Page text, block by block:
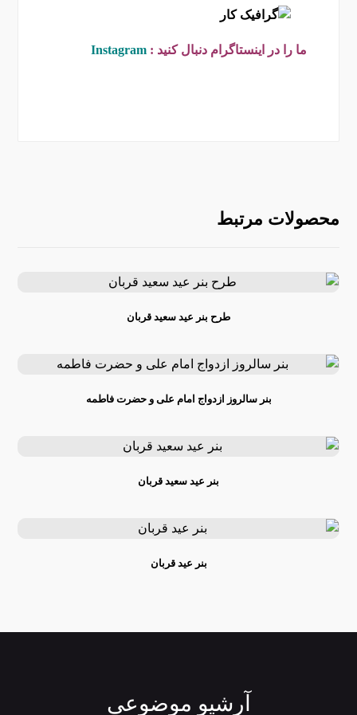
ما را در اینستاگرام دنبال کنید : Instagram
محصولات مرتبط
طرح بنر عید سعید قربان
بنر سالروز ازدواج امام علی و حضرت فاطمه
بنر عید سعید قربان
بنر عید قربان
آرشیو موضوعی